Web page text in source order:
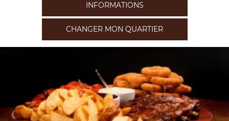
INFORMATIONS
CHANGER MON QUARTIER